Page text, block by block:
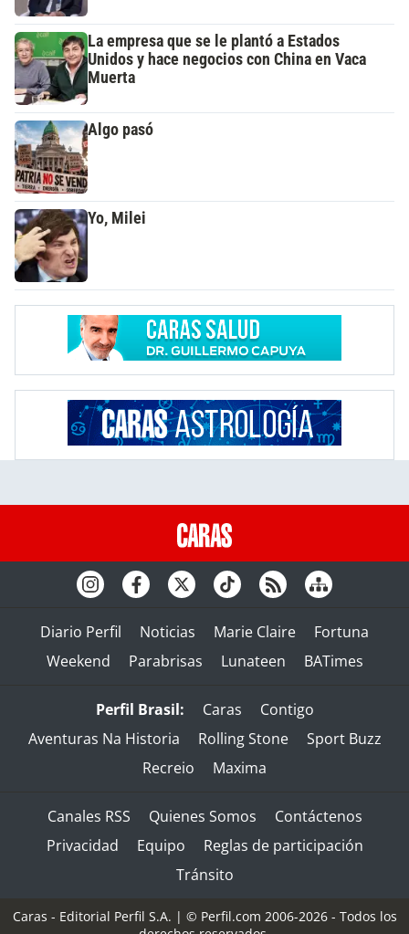
La empresa que se le plantó a Estados
Unidos y hace negocios con China en Vaca
Muerta
Algo pasó
Yo, Milei
Diario Perfil Noticias Marie Claire
Fortuna
Weekend
Parabrisas Lunateen BATimes
Perfil Brasil: Caras
Contigo
Aventuras Na Historia
Rolling Stone
Sport Buzz
Recreio
Maxima
Canales RSS Quienes Somos
Contáctenos
Privacidad
Equipo
Reglas de participación
Tránsito
Caras - Editorial Perfil S.A. | © Perfil.com 2006-2026 - Todos los